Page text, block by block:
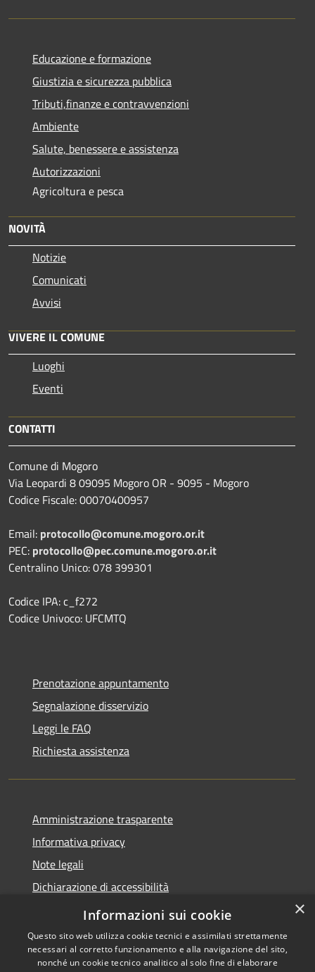
Educazione e formazione
Giustizia e sicurezza pubblica
Tributi,finanze e contravvenzioni
Ambiente
Salute, benessere e assistenza
Autorizzazioni
Agricoltura e pesca
NOVITÀ
Notizie
Comunicati
Avvisi
VIVERE IL COMUNE
Luoghi
Eventi
CONTATTI
Comune di Mogoro
Via Leopardi 8 09095 Mogoro OR - 9095 - Mogoro
Codice Fiscale: 00070400957
Email: protocollo@comune.mogoro.or.it
PEC: protocollo@pec.comune.mogoro.or.it
Centralino Unico: 078 399301
Codice IPA: c_f272
Codice Univoco: UFCMTQ
Prenotazione appuntamento
Segnalazione disservizio
Leggi le FAQ
Richiesta assistenza
Amministrazione trasparente
Informativa privacy
Note legali
Dichiarazione di accessibilità
Obiettivi di accessibilità
×
Informazioni sui cookie
Questo sito web utilizza cookie tecnici e assimilati strettamente
necessari al corretto funzionamento e alla navigazione del sito,
nonché un cookie tecnico analitico al solo fine di elaborare